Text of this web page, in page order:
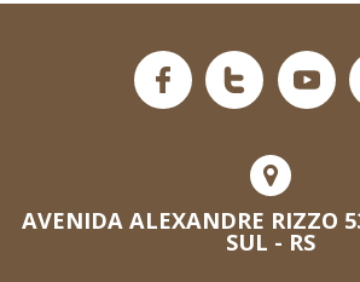
AVENIDA ALEXANDRE RIZZO
SUL - RS